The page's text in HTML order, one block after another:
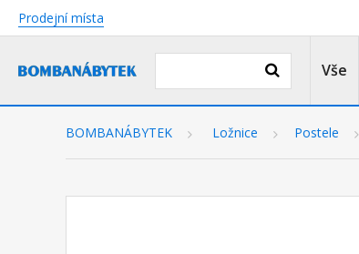
Prodejní místa
Vše
BOMBANÁBYTEK Ložnice Postele